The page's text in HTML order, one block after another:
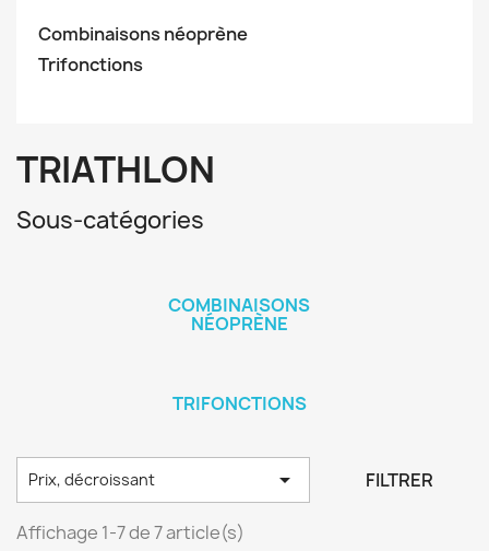
Combinaisons néoprène
Trifonctions
TRIATHLON
Sous-catégories
COMBINAISONS
NÉOPRÈNE
TRIFONCTIONS
Prix, décroissant  FILTRER
Affichage 1-7 de 7 article(s)